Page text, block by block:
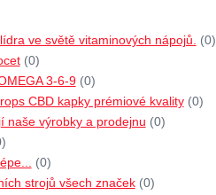
ve světě vitaminových nápojů.
(0)
(0)
3-6-9 (0)
CBD kapky prémiové kvality (0)
naše výrobky a prodejnu (0)
(0)
strojů všech značek (0)